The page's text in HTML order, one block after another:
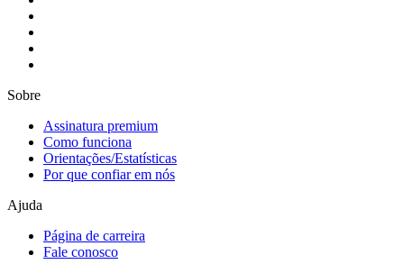
Sobre
Assinatura premium
Como funciona
Orientações/Estatísticas
Por que confiar em nós
Ajuda
Página de carreira
Fale conosco